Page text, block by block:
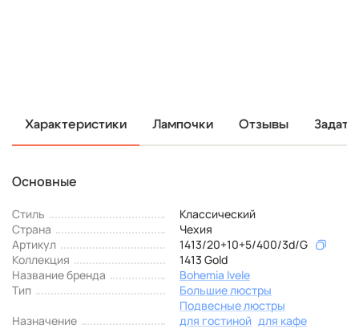
Характеристики Лампочки Отзывы
Основные
Стиль
Классический
Страна
Чехия
Артикул
1413/20+10+5/400/3d/G
Коллекция
1413 Gold
Название бренда
Bohemia Ivele
Тип
Большие люстры
Подвесные люстры
Назначение
для гостиной для кафе